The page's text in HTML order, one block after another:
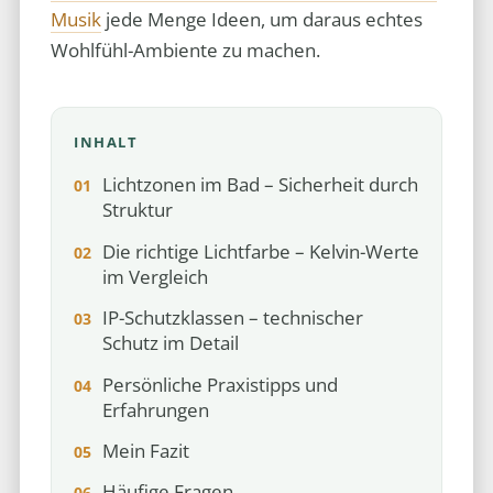
Musikjede Menge Ideen, um daraus echtes
Wohlfühl-Ambiente zu machen.
INHALT
Lichtzonen im Bad – Sicherheit durch
Struktur
Die richtige Lichtfarbe – Kelvin-Werte
im Vergleich
IP-Schutzklassen – technischer
Schutz im Detail
Persönliche Praxistipps und
Erfahrungen
Mein Fazit